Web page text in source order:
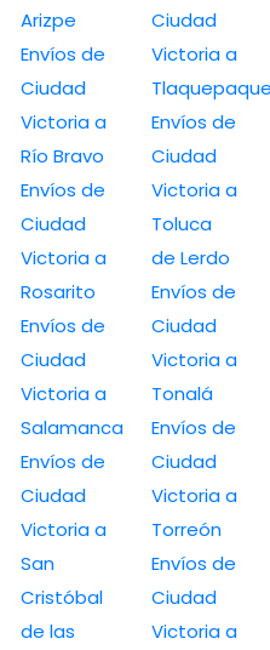
Arizpe
Envíos de
Ciudad
Victoria a
Río Bravo
Envíos de
Ciudad
Victoria a
Rosarito
Envíos de
Ciudad
Victoria a
Salamanca
Envíos de
Ciudad
Victoria a
San
Cristóbal
de las
Ciudad
Victoria a
Envíos de
Ciudad
Victoria a
Toluca
de Lerdo
Envíos de
Ciudad
Victoria a
Tonalá
Envíos de
Ciudad
Victoria a
Torreón
Envíos de
Ciudad
Victoria a